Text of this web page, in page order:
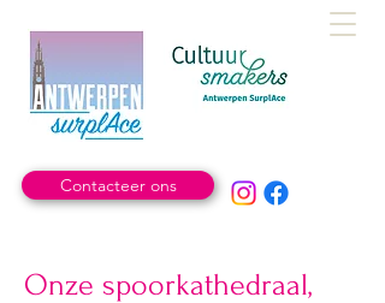
Contacteer ons
Onze spoorkathedraal,